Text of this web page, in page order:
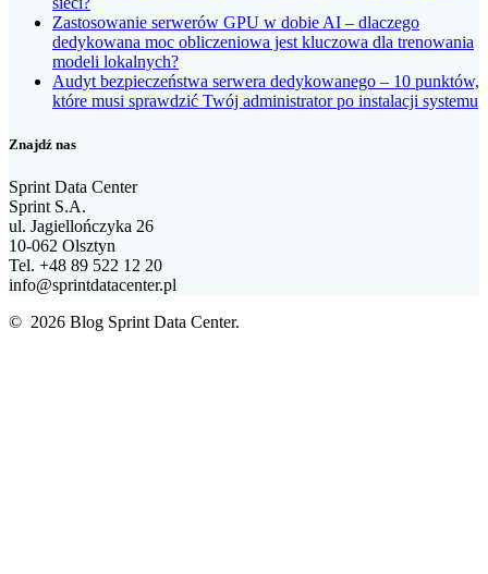
Zastosowanie serwerów GPU w dobie AI – dlaczego
dedykowana moc obliczeniowa jest kluczowa dla trenowania
modeli lokalnych?
Audyt bezpieczeństwa serwera dedykowanego – 10 punktów,
które musi sprawdzić Twój administrator po instalacji systemu
Znajdź nas
Sprint Data Center
Sprint S.A.
ul. Jagiellończyka 26
10-062 Olsztyn
Tel. +48 89 522 12 20
info@sprintdatacenter.pl
© 2026 Blog Sprint Data Center.